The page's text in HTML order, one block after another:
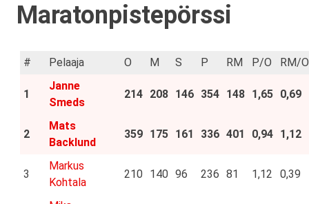
Maratonpistepörssi
# Pelaaja O M S P RM P/O RM/O
1
Janne
Smeds
214 208 146 354 148 1,65 0,69
2
Mats
Backlund
359 175 161 336 401 0,94 1,12
3
Markus
Kohtala
210 140 96 236 81 1,12 0,39